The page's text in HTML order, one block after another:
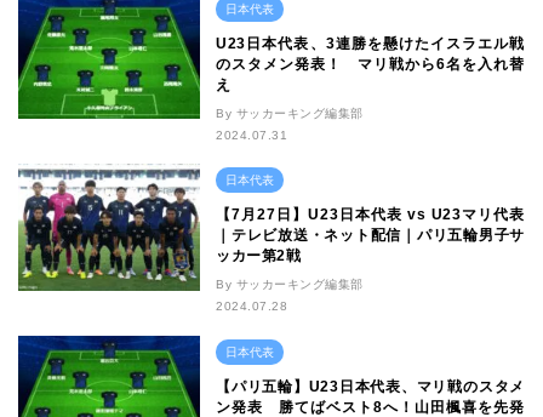
日本代表
U23日本代表、3連勝を懸けたイスラエル戦
のスタメン発表！ マリ戦から6名を入れ替
え
By サッカーキング編集部
2024.07.31
日本代表
【7月27日】U23日本代表 vs U23マリ代表
｜テレビ放送・ネット配信｜パリ五輪男子サ
ッカー第2戦
By サッカーキング編集部
2024.07.28
日本代表
【パリ五輪】U23日本代表、マリ戦のスタメ
ン発表 勝てばベスト8へ！山田楓喜を先発